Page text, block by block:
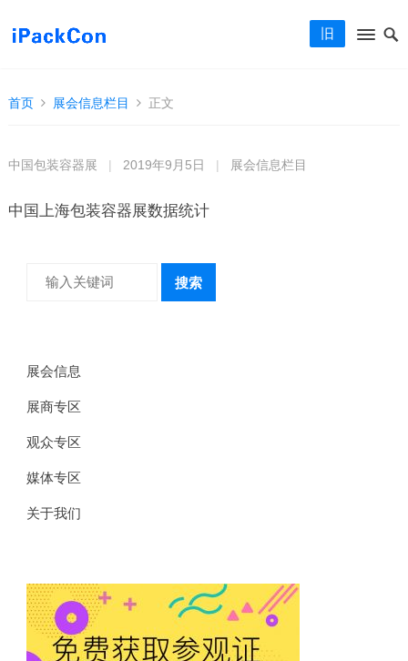
旧
首页 展会信息栏目 正文
中国包装容器展 2019年9月5日 展会信息栏目
中国上海包装容器展数据统计
搜索
展会信息
展商专区
观众专区
媒体专区
关于我们